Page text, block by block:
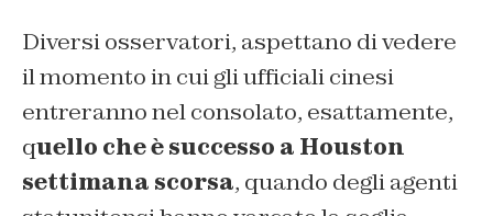
Diversi osservatori, aspettano di vedere
il momento in cui gli ufficiali cinesi
entreranno nel consolato, esattamente,
quello che è successo a Houston
settimana scorsa, quando degli agenti